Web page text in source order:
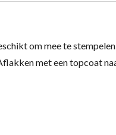
om mee te
met een topcoat